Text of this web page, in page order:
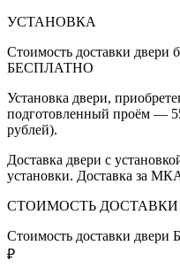
УСТАНОВКА
Стоимость доставки двери
БЕСПЛАТНО
Установка двери,
подготовленный проём —
рублей).
Доставка двери с
установки. Доставка за
СТОИМОСТЬ
Стоимость доставки
₽